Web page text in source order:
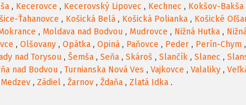
, Kecerovce , Kecerovský Lipovec , Kechnec , Kokšov-Bakša
Ťahanovce , Košická Belá , Košická Polianka , Košické
, Moldava nad Bodvou , Mudrovce , Nižná Hutka ,
, Olšovany , Opátka , Opiná , Paňovce , Peder , Perín-Chym ,
nad Torysou , Šemša , Seňa , Skároš , Slančík , Slanec ,
nad Bodvou , Turnianska Nová Ves , Vajkovce , Valaliky ,
, Zádiel , Žarnov , Ždaňa , Zlatá Idka .